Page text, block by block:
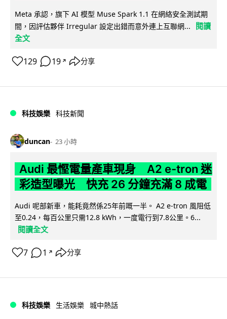
Meta 承認，旗下 AI 模型 Muse Spark 1.1 在網絡安全測試期
間，因評估夥伴 Irregular 設定出錯而意外連上互聯網...
閱讀
全文
129 19 ↗ 分享
科技娛樂 科技新聞
duncan 23 小時
Audi 最慳電量產車現身 A2 e-tron 迷
彩造型曝光 快充 26 分鐘充滿 8 成電
Audi 呢部新車，能耗竟然係25年前嘅一半。 A2 e-tron 風阻低
至0.24，每百公里只需12.8 kWh，一度電行到7.8公里。6...
閱讀全文
7 1 ↗ 分享
科技娛樂 生活娛樂 城中熱話